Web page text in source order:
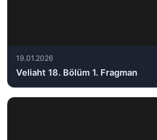
19.01.2026
Veliaht 18. Bölüm 1. Fragman